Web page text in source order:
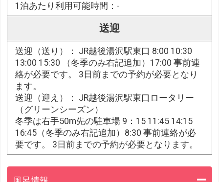
1泊あたり利用可能時間：-
送迎
送迎（送り）： JR越後湯沢駅東口 8:00 10:30
13:00 15:30 （冬季のみ右記追加）17:00 事前連
絡が必要です。 3日前までの予約が必要となり
ます。
送迎（迎え）： JR越後湯沢駅東口ロータリー
（グリーンシーズン）
冬季は右手50m先の駐車場 9：15 11:45 14:15
16:45（冬季のみ右記追加）8:30 事前連絡が必
要です。 3日前までの予約が必要となります。